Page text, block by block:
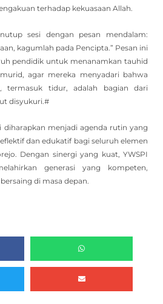
terhadap kekuasaan Allah.
sesi dengan pesan mendalam:
kagumlah pada Pencipta.” Pesan ini
pendidik untuk menanamkan tauhid
agar mereka menyadari bahwa
termasuk tidur, adalah bagian dari
disyukuri.#
diharapkan menjadi agenda rutin yang
dan edukatif bagi seluruh elemen
Dengan sinergi yang kuat, YWSPI
generasi yang kompeten,
di masa depan.